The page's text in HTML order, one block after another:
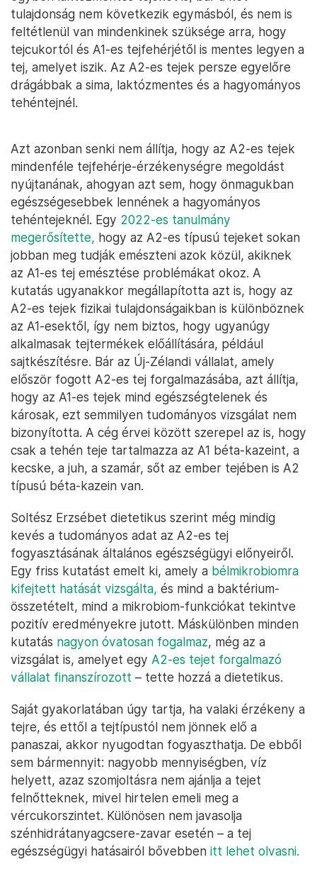
tulajdonság nem következik egymásból, és nem is
feltétlenül van mindenkinek szüksége arra, hogy
tejcukortól és A1-es tejfehérjétől is mentes legyen a
tej, amelyet iszik. Az A2-es tejek persze egyelőre
drágábbak a sima, laktózmentes és a hagyományos
tehéntejnél.
Azt azonban senki nem állítja, hogy az A2-es tejek
mindenféle tejfehérje-érzékenységre megoldást
nyújtanának, ahogyan azt sem, hogy önmagukban
egészségesebbek lennének a hagyományos
tehéntejeknél. Egy 2022-es tanulmány
megerősítette, hogy az A2-es típusú tejeket sokan
jobban meg tudják emészteni azok közül, akiknek
az A1-es tej emésztése problémákat okoz. A
kutatás ugyanakkor megállapította azt is, hogy az
A2-es tejek fizikai tulajdonságaikban is különböznek
az A1-esektől, így nem biztos, hogy ugyanúgy
alkalmasak tejtermékek előállítására, például
sajtkészítésre. Bár az Új-Zélandi vállalat, amely
először fogott A2-es tej forgalmazásába, azt állítja,
hogy az A1-es tejek mind egészségtelenek és
károsak, ezt semmilyen tudományos vizsgálat nem
bizonyította. A cég érvei között szerepel az is, hogy
csak a tehén teje tartalmazza az A1 béta-kazeint, a
kecske, a juh, a szamár, sőt az ember tejében is A2
típusú béta-kazein van.
Soltész Erzsébet dietetikus szerint még mindig
kevés a tudományos adat az A2-es tej
fogyasztásának általános egészségügyi előnyeiről.
Egy friss kutatást emelt ki, amely a bélmikrobiomra
kifejtett hatását vizsgálta, és mind a baktérium-
összetételt, mind a mikrobiom-funkciókat tekintve
pozitív eredményekre jutott. Máskülönben minden
kutatás nagyon óvatosan fogalmaz, még az a
vizsgálat is, amelyet egy A2-es tejet forgalmazó
vállalat finanszírozott – tette hozzá a dietetikus.
Saját gyakorlatában úgy tartja, ha valaki érzékeny a
tejre, és ettől a tejtípustól nem jönnek elő a
panaszai, akkor nyugodtan fogyaszthatja. De ebből
sem bármennyit: nagyobb mennyiségben, víz
helyett, azaz szomjoltásra nem ajánlja a tejet
felnőtteknek, mivel hirtelen emeli meg a
vércukorszintet. Különösen nem javasolja
szénhidrátanyagcsere-zavar esetén – a tej
egészségügyi hatásairól bővebben itt lehet olvasni.